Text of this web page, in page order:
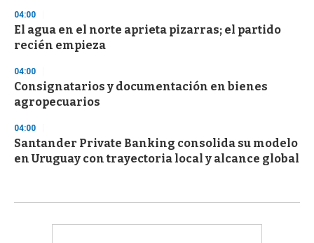
04:00
El agua en el norte aprieta pizarras; el partido
recién empieza
04:00
Consignatarios y documentación en bienes
agropecuarios
04:00
Santander Private Banking consolida su modelo
en Uruguay con trayectoria local y alcance global